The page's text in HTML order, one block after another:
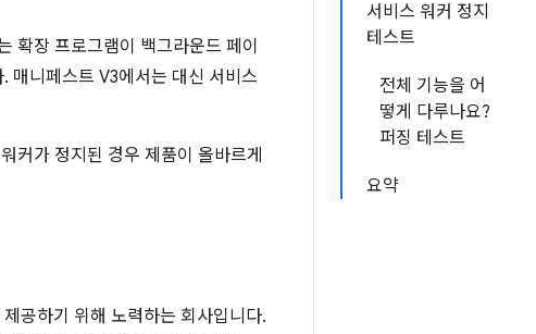
서비스 워커 정지
테스트
전체 기능을 어
떻게 다루나요?
퍼징 테스트
요약
장 프로그램이 백그라운드 페이
매니페스트 V3에서는 대신 서비스
커가 정지된 경우 제품이 올바르게
공하기 위해 노력하는 회사입니다.